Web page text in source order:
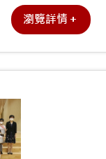
瀏覽詳情＋